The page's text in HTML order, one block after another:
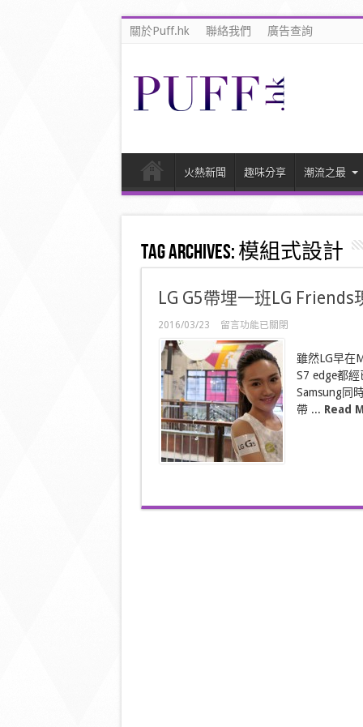
關於Puff.hk 聯絡我們 廣告查詢
火熱新聞 趣味分享 潮流之最
Tag Archives:模組式設計
LG G5帶埋一班LG
2016/03/23
在
〈LG
G5
帶
埋
一
班
LG
Friends
現
真
四
留言功能已關閉
雖然LG早在
S7 edge都
Samsung同
帶 ... Read